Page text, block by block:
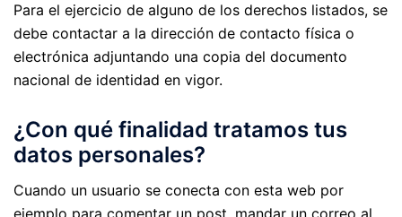
Para el ejercicio de alguno de los derechos listados, se
debe contactar a la dirección de contacto física o
electrónica adjuntando una copia del documento
nacional de identidad en vigor.
¿Con qué finalidad tratamos tus
datos personales?
Cuando un usuario se conecta con esta web por
ejemplo para comentar un post, mandar un correo al